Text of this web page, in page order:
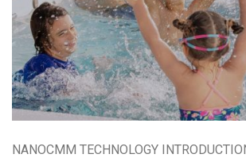
NANOCMM TECHNOLOGY